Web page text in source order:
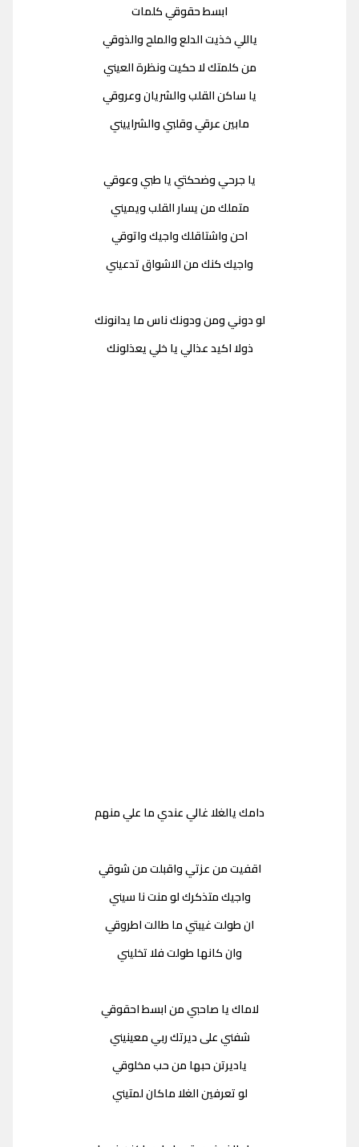
ابسط حقوقي كلمات
ياللي خذيت الدلع والملح والذوقي
من كلمتك لا حكيت ونظرة العيني
يا ساكن القلب والشريان وعروقي
مابين عرقي وقلبي والشراييني
يا جرحي وضحكتي يا طبي وعوقي
متملك من يسار القلب ويميني
احن واشتاقلك واجيك واتوقي
واجيك كنك من الاشواق تدعيني
لو دوني ومن ودونك ناس ما يدانونك
ذولا اكيد عذالي يا خلي يعذلونك
دامك يالغلا غالي عندي ما علي منهم
اقفيت من عزتي واقبلت من شوقي
واجيك متذكرك لو منت نا سيني
ان طولت غيبتي ما طالت اطروقي
وان كانها طولت فلا تخليني
لاماك يا صاحبي من ابسط احقوقي
شفني على ديرتك ربي معينيني
ياديرتن حبها من حب مخلوقي
لو تعرفين الغلا ماكان لمتيني